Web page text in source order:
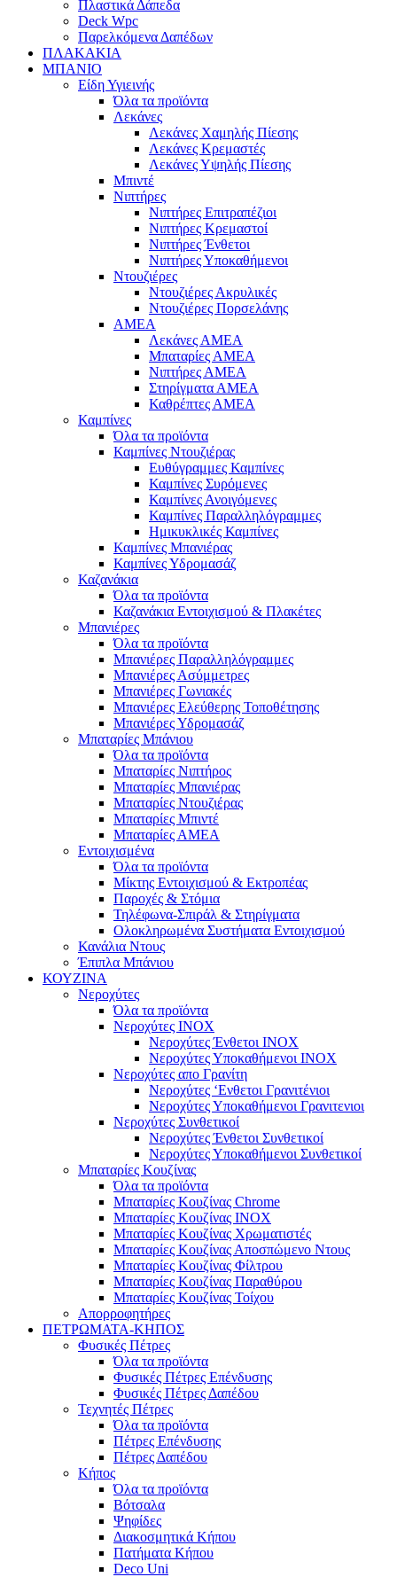
Πλαστικά Δάπεδα
Deck Wpc
Παρελκόμενα Δαπέδων
ΠΛΑΚΑΚΙΑ
ΜΠΑΝΙΟ
Είδη Υγιεινής
Όλα τα προϊόντα
Λεκάνες
Λεκάνες Χαμηλής Πίεσης
Λεκάνες Κρεμαστές
Λεκάνες Υψηλής Πίεσης
Μπιντέ
Νιπτήρες
Νιπτήρες Επιτραπέζιοι
Νιπτήρες Κρεμαστοί
Νιπτήρες Ένθετοι
Νιπτήρες Υποκαθήμενοι
Ντουζιέρες
Ντουζιέρες Ακρυλικές
Ντουζιέρες Πορσελάνης
ΑΜΕΑ
Λεκάνες ΑΜΕΑ
Μπαταρίες ΑΜΕΑ
Νιπτήρες ΑΜΕΑ
Στηρίγματα ΑΜΕΑ
Καθρέπτες ΑΜΕΑ
Καμπίνες
Όλα τα προϊόντα
Καμπίνες Ντουζιέρας
Ευθύγραμμες Καμπίνες
Καμπίνες Συρόμενες
Καμπίνες Ανοιγόμενες
Καμπίνες Παραλληλόγραμμες
Ημικυκλικές Καμπίνες
Καμπίνες Μπανιέρας
Καμπίνες Υδρομασάζ
Καζανάκια
Όλα τα προϊόντα
Καζανάκια Εντοιχισμού & Πλακέτες
Μπανιέρες
Όλα τα προϊόντα
Μπανιέρες Παραλληλόγραμμες
Μπανιέρες Ασύμμετρες
Μπανιέρες Γωνιακές
Μπανιέρες Ελεύθερης Τοποθέτησης
Μπανιέρες Υδρομασάζ
Μπαταρίες Μπάνιου
Όλα τα προϊόντα
Μπαταρίες Νιπτήρος
Μπαταρίες Μπανιέρας
Μπαταρίες Ντουζιέρας
Μπαταρίες Μπιντέ
Μπαταρίες ΑΜΕΑ
Εντοιχισμένα
Όλα τα προϊόντα
Μίκτης Εντοιχισμού & Εκτροπέας
Παροχές & Στόμια
Τηλέφωνα-Σπιράλ & Στηρίγματα
Ολοκληρωμένα Συστήματα Εντοιχισμού
Κανάλια Ντους
Έπιπλα Μπάνιου
ΚΟΥΖΙΝΑ
Νεροχύτες
Όλα τα προϊόντα
Νεροχύτες ΙΝΟΧ
Νεροχύτες Ένθετοι INOX
Νεροχύτες Υποκαθήμενοι INOX
Νεροχύτες απο Γρανίτη
Νεροχύτες ‘Ενθετοι Γρανιτένιοι
Νεροχύτες Υποκαθήμενοι Γρανιτενιοι
Νεροχύτες Συνθετικοί
Νεροχύτες Ένθετοι Συνθετικοί
Νεροχύτες Υποκαθήμενοι Συνθετικοί
Μπαταρίες Κουζίνας
Όλα τα προϊόντα
Μπαταρίες Κουζίνας Chrome
Μπαταρίες Κουζίνας INOX
Μπαταρίες Κουζίνας Χρωματιστές
Μπαταρίες Κουζίνας Αποσπώμενο Ντους
Μπαταρίες Κουζίνας Φίλτρου
Μπαταρίες Κουζίνας Παραθύρου
Μπαταρίες Κουζίνας Τοίχου
Απορροφητήρες
ΠΕΤΡΩΜΑΤΑ-ΚΗΠΟΣ
Φυσικές Πέτρες
Όλα τα προϊόντα
Φυσικές Πέτρες Επένδυσης
Φυσικές Πέτρες Δαπέδου
Τεχνητές Πέτρες
Όλα τα προϊόντα
Πέτρες Επένδυσης
Πέτρες Δαπέδου
Κήπος
Όλα τα προϊόντα
Βότσαλα
Ψηφίδες
Διακοσμητικά Κήπου
Πατήματα Κήπου
Deco Uni